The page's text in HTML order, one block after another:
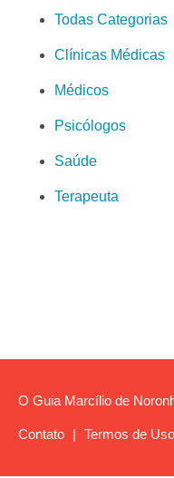
Todas Categorias
Clínicas Médicas
Médicos
Psicólogos
Saúde
Terapeuta
O Guia Marcílio de
Contato | Termos de Uso